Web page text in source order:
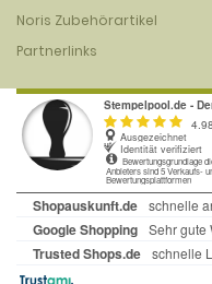
Noris Zubehörartikel
Partnerlinks